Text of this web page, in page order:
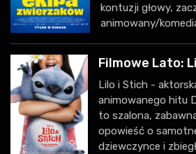
kontuzji głowy,
animowany/
Filmowe Lato:
Lilo i Stich -
animowanego hitu
to szalona,
opowieść o
dziewczynce i